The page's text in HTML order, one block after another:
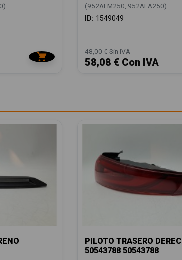
(952AEM250, 952AEA250)
ID: 1549049
48,00 € Sin IVA
58,08 € Con IVA
PILOTO TRASERO
50543788 50543788